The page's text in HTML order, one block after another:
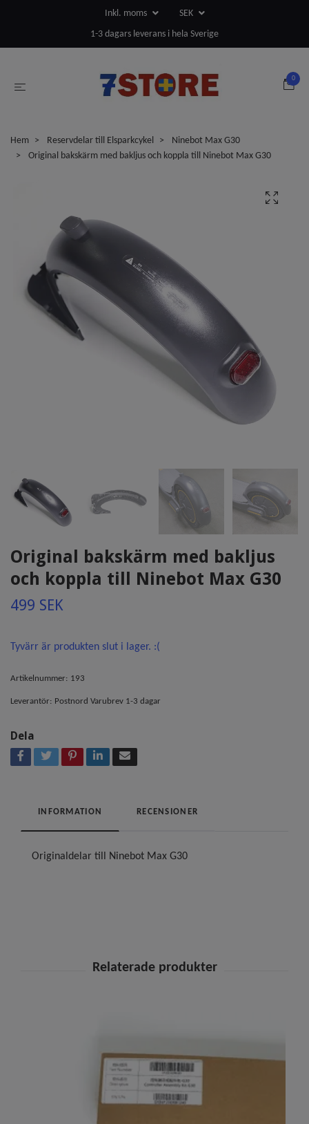
Inkl. moms
SEK
1-3 dagars leverans i hela Sverige
0
Hem Reservdelar till Elsparkcykel
Ninebot Max G30
Original bakskärm med bakljus och koppla till Ninebot Max G30
Original bakskärm med bakljus
och koppla till Ninebot Max G30
499 SEK
Tyvärr är produkten slut i lager. :(
Artikelnummer: 193
Leverantör: Postnord Varubrev 1-3 dagar
Dela
INFORMATION RECENSIONER
Originaldelar till Ninebot Max G30